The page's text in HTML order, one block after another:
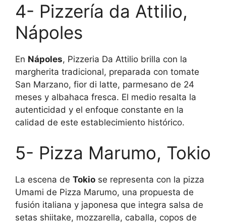
4- Pizzería da Attilio,
Nápoles
En Nápoles, Pizzeria Da Attilio brilla con la
margherita tradicional, preparada con tomate
San Marzano, fior di latte, parmesano de 24
meses y albahaca fresca. El medio resalta la
autenticidad y el enfoque constante en la
calidad de este establecimiento histórico.
5- Pizza Marumo, Tokio
La escena de Tokio se representa con la pizza
Umami de Pizza Marumo, una propuesta de
fusión italiana y japonesa que integra salsa de
setas shiitake, mozzarella, caballa, copos de